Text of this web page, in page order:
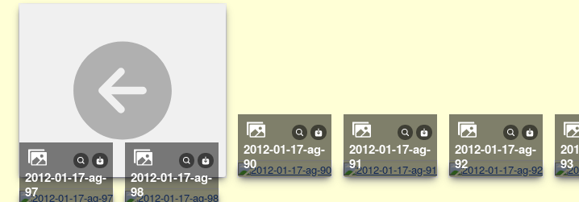
2012-01-17-ag-
90
2012-01-17-ag-
91
2012-01-17-ag-
92
2012-01-17-ag-
93
2012-01-17-ag-
97
2012-01-17-ag-
98